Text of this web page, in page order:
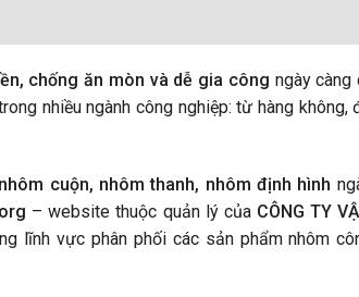
chống ăn mòn và dễ gia công ngày càng
nhiều ngành công nghiệp: từ hàng không,
cuộn, nhôm thanh, nhôm định hình
– website thuộc quản lý của CÔNG TY
lĩnh vực phân phối các sản phẩm nhôm